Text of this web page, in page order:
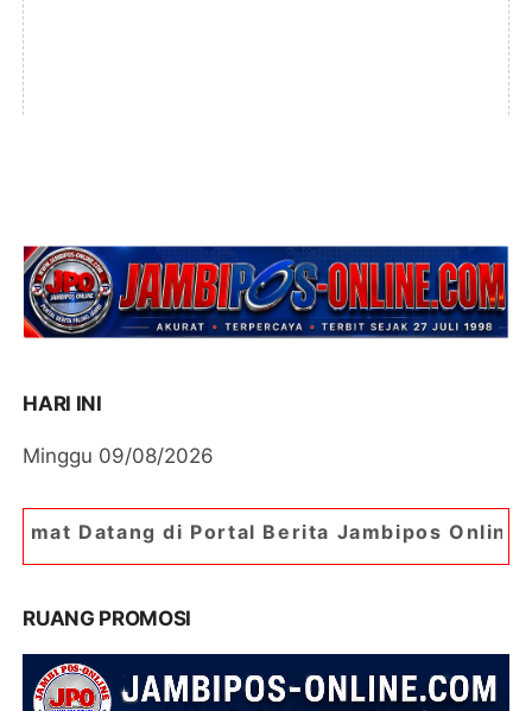
HARI INI
Minggu 09/08/2026
Portal Berita Jambipos Online. Portal Berita
RUANG PROMOSI